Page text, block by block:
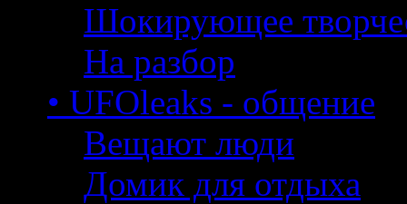
Шокирующее
На разбор
• UFOleaks - общение
Вещают люди
Домик для отдыха